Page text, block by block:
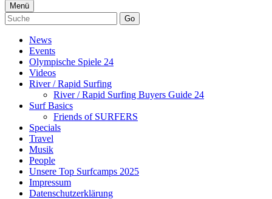
Menü
Go
News
Events
Olympische Spiele 24
Videos
River / Rapid Surfing
River / Rapid Surfing Buyers Guide 24
Surf Basics
Friends of SURFERS
Specials
Travel
Musik
People
Unsere Top Surfcamps 2025
Impressum
Datenschutzerklärung